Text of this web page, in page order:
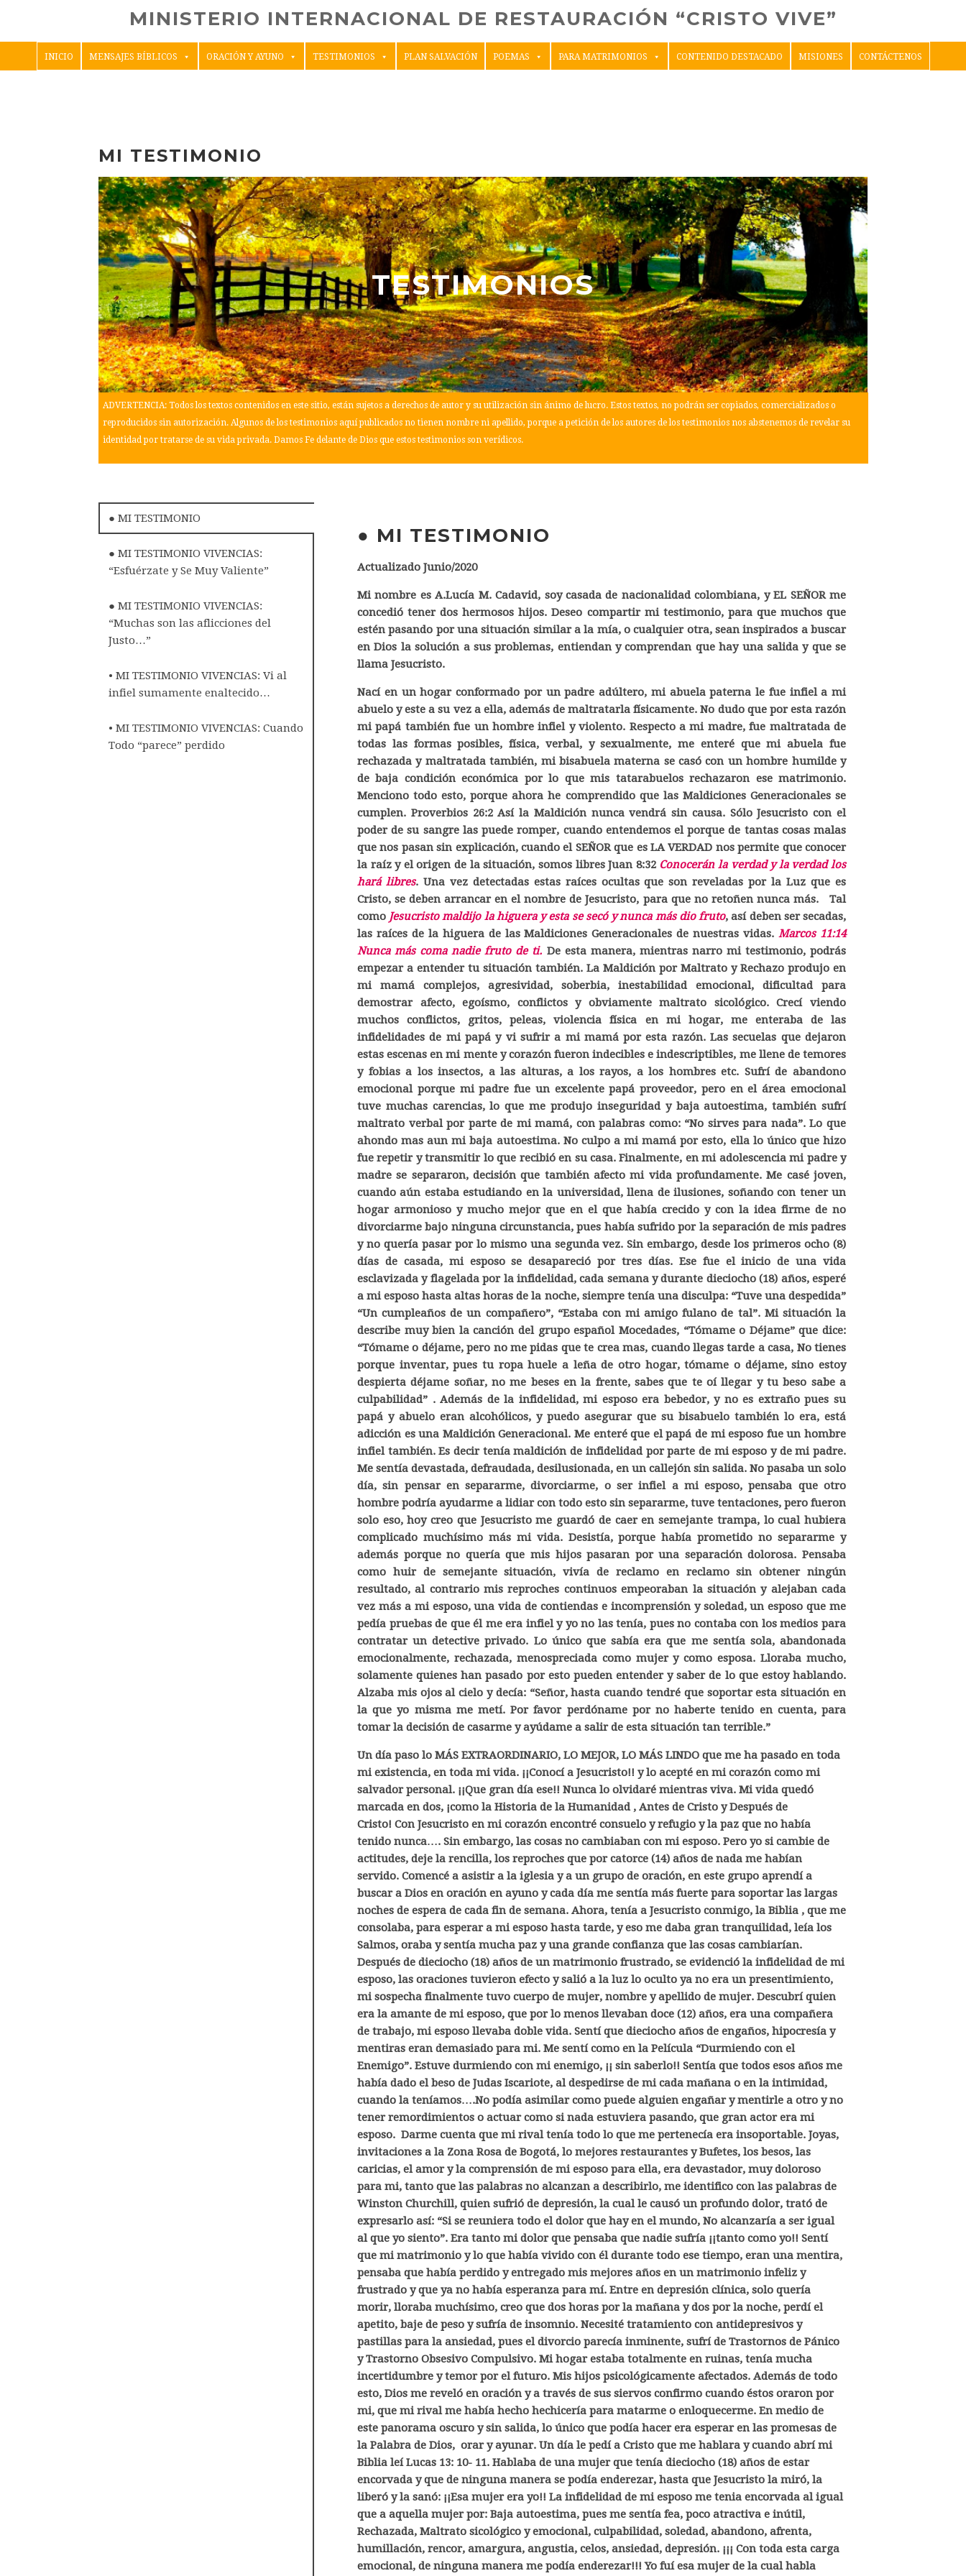
MINISTERIO INTERNACIONAL DE RESTAURACIÓN “CRISTO VIVE”
INICIO MENSAJES BÍBLICOS ORACIÓN Y AYUNO TESTIMONIOS PLAN SALVACIÓN POEMAS PARA MATRIMONIOS CONTENIDO DESTACADO MISIONES CONTÁCTENOS
MI TESTIMONIO
TESTIMONIOS
ADVERTENCIA: Todos los textos contenidos en este sitio, están sujetos a derechos de autor y su utilización sin ánimo de lucro. Estos textos, no podrán ser copiados, comercializados o
reproducidos sin autorización. Algunos de los testimonios aquí publicados no tienen nombre ni apellido, porque a petición de los autores de los testimonios nos abstenemos de revelar su
identidad por tratarse de su vida privada. Damos Fe delante de Dios que estos testimonios son verídicos.
● MI TESTIMONIO
● MI TESTIMONIO VIVENCIAS:
“Esfuérzate y Se Muy Valiente”
● MI TESTIMONIO VIVENCIAS:
“Muchas son las aflicciones del
Justo…”
• MI TESTIMONIO VIVENCIAS: Vi al
infiel sumamente enaltecido…
• MI TESTIMONIO VIVENCIAS: Cuando
Todo “parece” perdido
● MI TESTIMONIO
Actualizado Junio/2020
Mi nombre es A.Lucía M. Cadavid, soy casada de nacionalidad colombiana, y EL SEÑOR me
concedió tener dos hermosos hijos. Deseo compartir mi testimonio, para que muchos que
estén pasando por una situación similar a la mía, o cualquier otra, sean inspirados a buscar
en Dios la solución a sus problemas, entiendan y comprendan que hay una salida y que se
llama Jesucristo.
Nací en un hogar conformado por un padre adúltero, mi abuela paterna le fue infiel a mi
abuelo y este a su vez a ella, además de maltratarla físicamente. No dudo que por esta razón
mi papá también fue un hombre infiel y violento. Respecto a mi madre, fue maltratada de
todas las formas posibles, física, verbal, y sexualmente, me enteré que mi abuela fue
rechazada y maltratada también, mi bisabuela materna se casó con un hombre humilde y
de baja condición económica por lo que mis tatarabuelos rechazaron ese matrimonio.
Menciono todo esto, porque ahora he comprendido que las Maldiciones Generacionales se
cumplen. Proverbios 26:2 Así la Maldición nunca vendrá sin causa. Sólo Jesucristo con el
poder de su sangre las puede romper, cuando entendemos el porque de tantas cosas malas
que nos pasan sin explicación, cuando el SEÑOR que es LA VERDAD nos permite que conocer
la raíz y el origen de la situación, somos libres Juan 8:32 Conocerán la verdad y la verdad los
hará libres. Una vez detectadas estas raíces ocultas que son reveladas por la Luz que es
Cristo, se deben arrancar en el nombre de Jesucristo, para que no retoñen nunca más. Tal
como Jesucristo maldijo la higuera y esta se secó y nunca más dio fruto, así deben ser secadas,
las raíces de la higuera de las Maldiciones Generacionales de nuestras vidas.Marcos 11:14
Nunca más coma nadie fruto de ti. De esta manera, mientras narro mi testimonio, podrás
empezar a entender tu situación también. La Maldición por Maltrato y Rechazo produjo en
mi mamá complejos, agresividad, soberbia, inestabilidad emocional, dificultad para
demostrar afecto, egoísmo, conflictos y obviamente maltrato sicológico. Crecí viendo
muchos conflictos, gritos, peleas, violencia física en mi hogar, me enteraba de las
infidelidades de mi papá y vi sufrir a mi mamá por esta razón. Las secuelas que dejaron
estas escenas en mi mente y corazón fueron indecibles e indescriptibles, me llene de temores
y fobias a los insectos, a las alturas, a los rayos, a los hombres etc. Sufrí de abandono
emocional porque mi padre fue un excelente papá proveedor, pero en el área emocional
tuve muchas carencias, lo que me produjo inseguridad y baja autoestima, también sufrí
maltrato verbal por parte de mi mamá, con palabras como: “No sirves para nada”. Lo que
ahondo mas aun mi baja autoestima. No culpo a mi mamá por esto, ella lo único que hizo
fue repetir y transmitir lo que recibió en su casa. Finalmente, en mi adolescencia mi padre y
madre se separaron, decisión que también afecto mi vida profundamente. Me casé joven,
cuando aún estaba estudiando en la universidad, llena de ilusiones, soñando con tener un
hogar armonioso y mucho mejor que en el que había crecido y con la idea firme de no
divorciarme bajo ninguna circunstancia, pues había sufrido por la separación de mis padres
y no quería pasar por lo mismo una segunda vez. Sin embargo, desde los primeros ocho (8)
días de casada, mi esposo se desapareció por tres días. Ese fue el inicio de una vida
esclavizada y flagelada por la infidelidad, cada semana y durante dieciocho (18) años, esperé
a mi esposo hasta altas horas de la noche, siempre tenía una disculpa: “Tuve una despedida”
“Un cumpleaños de un compañero”, “Estaba con mi amigo fulano de tal”. Mi situación la
describe muy bien la canción del grupo español Mocedades, “Tómame o Déjame” que dice:
“Tómame o déjame, pero no me pidas que te crea mas, cuando llegas tarde a casa, No tienes
porque inventar, pues tu ropa huele a leña de otro hogar, tómame o déjame, sino estoy
despierta déjame soñar, no me beses en la frente, sabes que te oí llegar y tu beso sabe a
culpabilidad” . Además de la infidelidad, mi esposo era bebedor, y no es extraño pues su
papá y abuelo eran alcohólicos, y puedo asegurar que su bisabuelo también lo era, está
adicción es una Maldición Generacional. Me enteré que el papá de mi esposo fue un hombre
infiel también. Es decir tenía maldición de infidelidad por parte de mi esposo y de mi padre.
Me sentía devastada, defraudada, desilusionada, en un callejón sin salida. No pasaba un solo
día, sin pensar en separarme, divorciarme, o ser infiel a mi esposo, pensaba que otro
hombre podría ayudarme a lidiar con todo esto sin separarme, tuve tentaciones, pero fueron
solo eso, hoy creo que Jesucristo me guardó de caer en semejante trampa, lo cual hubiera
complicado muchísimo más mi vida. Desistía, porque había prometido no separarme y
además porque no quería que mis hijos pasaran por una separación dolorosa. Pensaba
como huir de semejante situación, vivía de reclamo en reclamo sin obtener ningún
resultado, al contrario mis reproches continuos empeoraban la situación y alejaban cada
vez más a mi esposo, una vida de contiendas e incomprensión y soledad, un esposo que me
pedía pruebas de que él me era infiel y yo no las tenía, pues no contaba con los medios para
contratar un detective privado. Lo único que sabía era que me sentía sola, abandonada
emocionalmente, rechazada, menospreciada como mujer y como esposa. Lloraba mucho,
solamente quienes han pasado por esto pueden entender y saber de lo que estoy hablando.
Alzaba mis ojos al cielo y decía: “Señor, hasta cuando tendré que soportar esta situación en
la que yo misma me metí. Por favor perdóname por no haberte tenido en cuenta, para
tomar la decisión de casarme y ayúdame a salir de esta situación tan terrible.”
Un día paso lo MÁS EXTRAORDINARIO, LO MEJOR, LO MÁS LINDO que me ha pasado en toda
mi existencia, en toda mi vida. ¡¡Conocí a Jesucristo!! y lo acepté en mi corazón como mi
salvador personal. ¡¡Que gran día ese!! Nunca lo olvidaré mientras viva. Mi vida quedó
marcada en dos, ¡como la Historia de la Humanidad , Antes de Cristo y Después de
Cristo! Con Jesucristo en mi corazón encontré consuelo y refugio y la paz que no había
tenido nunca…. Sin embargo, las cosas no cambiaban con mi esposo. Pero yo si cambie de
actitudes, deje la rencilla, los reproches que por catorce (14) años de nada me habían
servido. Comencé a asistir a la iglesia y a un grupo de oración, en este grupo aprendí a
buscar a Dios en oración en ayuno y cada día me sentía más fuerte para soportar las largas
noches de espera de cada fin de semana. Ahora, tenía a Jesucristo conmigo, la Biblia , que me
consolaba, para esperar a mi esposo hasta tarde, y eso me daba gran tranquilidad, leía los
Salmos, oraba y sentía mucha paz y una grande confianza que las cosas cambiarían.
Después de dieciocho (18) años de un matrimonio frustrado, se evidenció la infidelidad de mi
esposo, las oraciones tuvieron efecto y salió a la luz lo oculto ya no era un presentimiento,
mi sospecha finalmente tuvo cuerpo de mujer, nombre y apellido de mujer. Descubrí quien
era la amante de mi esposo, que por lo menos llevaban doce (12) años, era una compañera
de trabajo, mi esposo llevaba doble vida. Sentí que dieciocho años de engaños, hipocresía y
mentiras eran demasiado para mi. Me sentí como en la Película “Durmiendo con el
Enemigo”. Estuve durmiendo con mi enemigo, ¡¡ sin saberlo!! Sentía que todos esos años me
había dado el beso de Judas Iscariote, al despedirse de mi cada mañana o en la intimidad,
cuando la teníamos….No podía asimilar como puede alguien engañar y mentirle a otro y no
tener remordimientos o actuar como si nada estuviera pasando, que gran actor era mi
esposo. Darme cuenta que mi rival tenía todo lo que me pertenecía era insoportable. Joyas,
invitaciones a la Zona Rosa de Bogotá, lo mejores restaurantes y Bufetes, los besos, las
caricias, el amor y la comprensión de mi esposo para ella, era devastador, muy doloroso
para mi, tanto que las palabras no alcanzan a describirlo, me identifico con las palabras de
Winston Churchill, quien sufrió de depresión, la cual le causó un profundo dolor, trató de
expresarlo así: “Si se reuniera todo el dolor que hay en el mundo, No alcanzaría a ser igual
al que yo siento”. Era tanto mi dolor que pensaba que nadie sufría ¡¡tanto como yo!! Sentí
que mi matrimonio y lo que había vivido con él durante todo ese tiempo, eran una mentira,
pensaba que había perdido y entregado mis mejores años en un matrimonio infeliz y
frustrado y que ya no había esperanza para mí. Entre en depresión clínica, solo quería
morir, lloraba muchísimo, creo que dos horas por la mañana y dos por la noche, perdí el
apetito, baje de peso y sufría de insomnio. Necesité tratamiento con antidepresivos y
pastillas para la ansiedad, pues el divorcio parecía inminente, sufrí de Trastornos de Pánico
y Trastorno Obsesivo Compulsivo. Mi hogar estaba totalmente en ruinas, tenía mucha
incertidumbre y temor por el futuro. Mis hijos psicológicamente afectados. Además de todo
esto, Dios me reveló en oración y a través de sus siervos confirmo cuando éstos oraron por
mi, que mi rival me había hecho hechicería para matarme o enloquecerme. En medio de
este panorama oscuro y sin salida, lo único que podía hacer era esperar en las promesas de
la Palabra de Dios, orar y ayunar. Un día le pedí a Cristo que me hablara y cuando abrí mi
Biblia leí Lucas 13: 10- 11. Hablaba de una mujer que tenía dieciocho (18) años de estar
encorvada y que de ninguna manera se podía enderezar, hasta que Jesucristo la miró, la
liberó y la sanó: ¡¡Esa mujer era yo!! La infidelidad de mi esposo me tenia encorvada al igual
que a aquella mujer por: Baja autoestima, pues me sentía fea, poco atractiva e inútil,
Rechazada, Maltrato sicológico y emocional, culpabilidad, soledad, abandono, afrenta,
humillación, rencor, amargura, angustia, celos, ansiedad, depresión. ¡¡¡ Con toda esta carga
emocional, de ninguna manera me podía enderezar!!! Yo fuí esa mujer de la cual habla